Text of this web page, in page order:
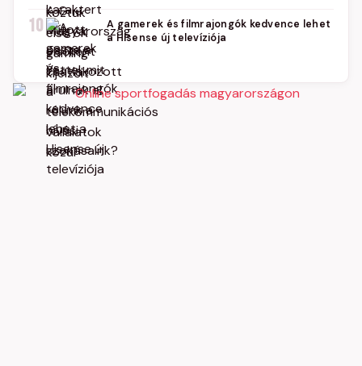
10
A gamerek és filmrajongók kedvence lehet
a Hisense új televíziója